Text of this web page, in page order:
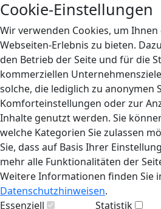
Cookie-Einstellungen
Wir verwenden Cookies, um
Webseiten-Erlebnis zu bieten.
den Betrieb der Seite und für die
kommerziellen
solche, die lediglich zu anonymen
Komforteinstellungen oder zur
Inhalte genutzt werden. Sie
welche Kategorien Sie zulassen
Sie, dass auf Basis Ihrer
mehr alle Funktionalitäten der
Weitere Informationen finden Sie
Datenschutzhinweisen.
Essenziell
Statistik